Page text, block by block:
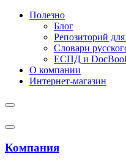
Полезно
Блог
Репозиторий
Словари
ЕСПД и
О компании
Интернет-магазин
Компания